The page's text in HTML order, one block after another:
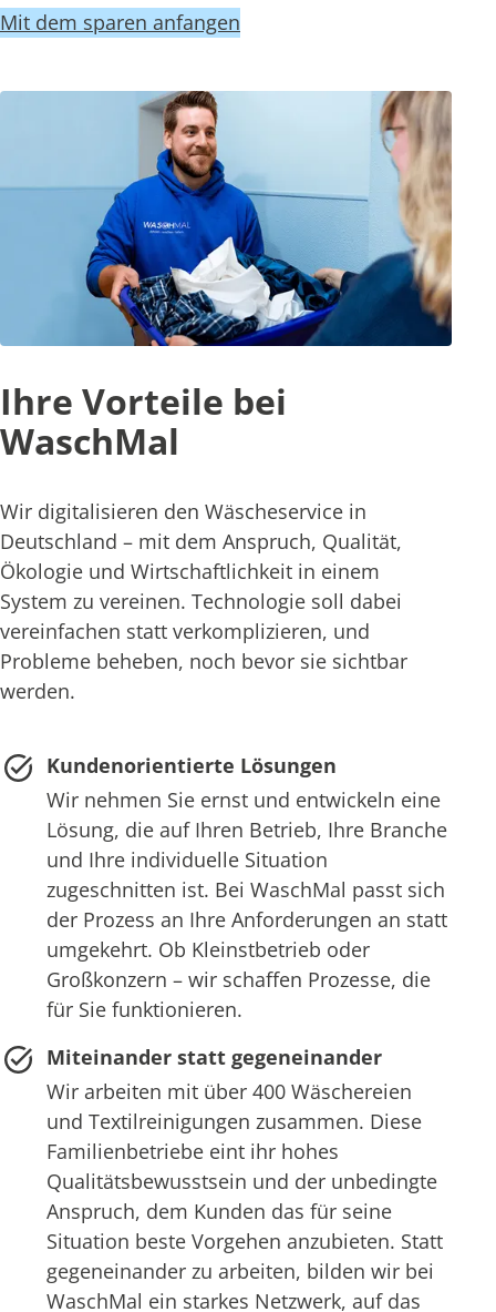
Mit dem sparen anfangen
Ihre Vorteile bei
WaschMal
Wir digitalisieren den Wäscheservice in
Deutschland – mit dem Anspruch, Qualität,
Ökologie und Wirtschaftlichkeit in einem
System zu vereinen. Technologie soll dabei
vereinfachen statt verkomplizieren, und
Probleme beheben, noch bevor sie sichtbar
werden.
Kundenorientierte Lösungen
Wir nehmen Sie ernst und entwickeln eine
Lösung, die auf Ihren Betrieb, Ihre Branche
und Ihre individuelle Situation
zugeschnitten ist. Bei WaschMal passt sich
der Prozess an Ihre Anforderungen an statt
umgekehrt. Ob Kleinstbetrieb oder
Großkonzern – wir schaffen Prozesse, die
für Sie funktionieren.
Miteinander statt gegeneinander
Wir arbeiten mit über 400 Wäschereien
und Textilreinigungen zusammen. Diese
Familienbetriebe eint ihr hohes
Qualitätsbewusstsein und der unbedingte
Anspruch, dem Kunden das für seine
Situation beste Vorgehen anzubieten. Statt
gegeneinander zu arbeiten, bilden wir bei
WaschMal ein starkes Netzwerk, auf das